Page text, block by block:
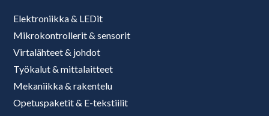
Elektroniikka & LEDit
Mikrokontrollerit & sensorit
Virtalähteet & johdot
Työkalut & mittalaitteet
Mekaniikka & rakentelu
Opetuspaketit & E-tekstiilit